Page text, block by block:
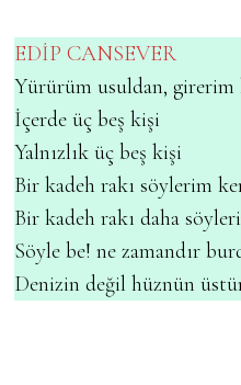
EDİP CANSEVER
Yürürüm usuldan, girerim
İçerde üç beş kişi
Yalnızlık üç beş kişi
Bir kadeh rakı söylerim
Bir kadeh rakı daha
Söyle be! ne zamandır
Denizin değil hüznün